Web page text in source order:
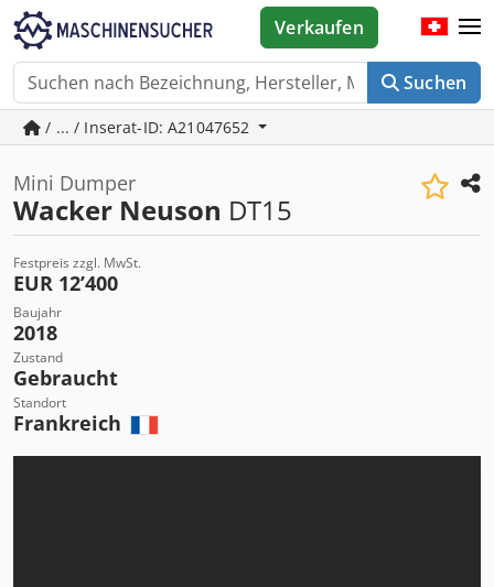
Suchen
Verkaufen
/ ... / Inserat-ID: A21047652
Mini Dumper
Wacker Neuson DT15
Festpreis zzgl. MwSt.
EUR 12’400
Baujahr
2018
Zustand
Gebraucht
Standort
Frankreich